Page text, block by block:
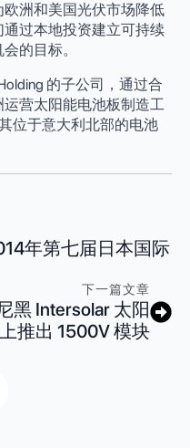
洲和美国光伏市场降低
过本地投资建立可持续
的目标。
的子公司，通过合
营太阳能电池板制造工
位于意大利北部的电池
年第七届日本国际
下一篇文章
黑 Intersolar 太阳
推出 1500V 模块